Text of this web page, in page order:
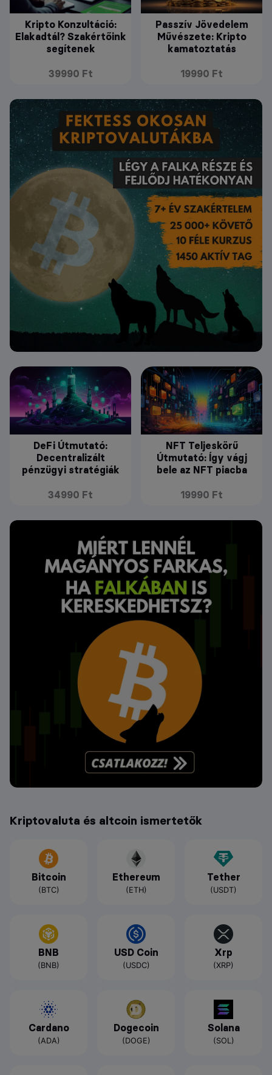
Kripto Konzultáció:
Elakadtál? Szakértőink
segítenek
39990 Ft
Passzív Jövedelem
Művészete: Kripto
kamatoztatás
19990 Ft
DeFi Útmutató:
Decentralizált
pénzügyi stratégiák
34990 Ft
NFT Teljeskörű
Útmutató: Így vágj
bele az NFT piacba
19990 Ft
Kriptovaluta és altcoin ismertetők
Bitcoin
(BTC)
Ethereum
(ETH)
Tether
(USDT)
BNB
(BNB)
USD Coin
(USDC)
Xrp
(XRP)
Cardano
(ADA)
Dogecoin
(DOGE)
Solana
(SOL)